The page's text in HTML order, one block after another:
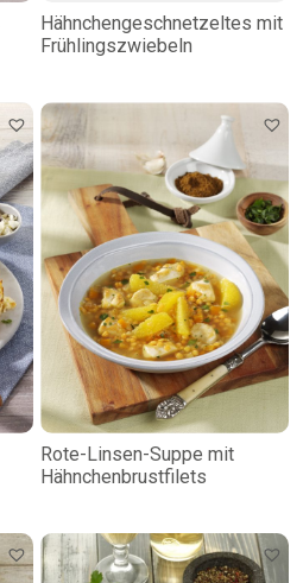
Hähnchengeschnetzeltes mit
Frühlingszwiebeln
Rote-Linsen-Suppe mit
Hähnchenbrustfilets